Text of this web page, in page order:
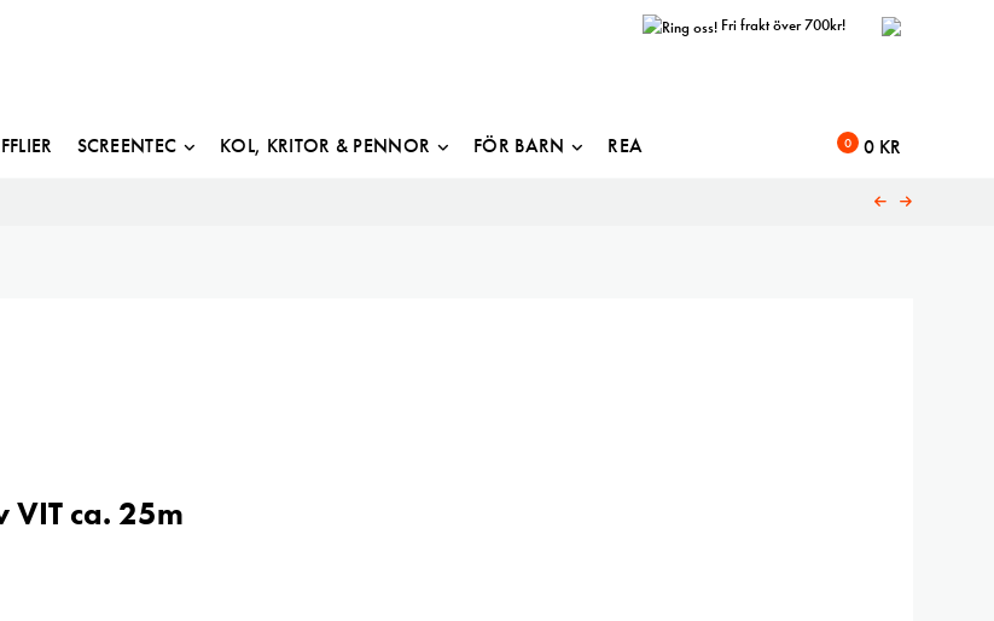
Fri frakt över 700kr!
0 0 KR
SCREENTEC KOL, KRITOR & PENNOR FÖR BARN REA
VIT ca. 25m